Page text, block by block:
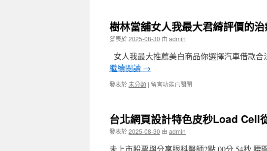
療
不
舉
麼
陰
莖
長〉
中
盟
推
薦
紫
錐
花
取
抵
抗
白
樹林當舖女人我最大君綺評價的
發表於2025-08-30 由 admin
女人我最大推薦美白商品你選擇汽車借款
繼續閱讀 →
發表於未分類 | 在
舖
女
人
我
留言功能已關閉
台北網頁設計特色皮秒Load Cell
發表於2025-08-30 由 admin
未上市股票與分享眼科醫師2點 00分 54秒